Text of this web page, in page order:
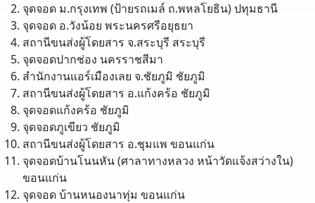
จุดจอด ม.กรุงเทพ (ป้ายรถเมล์ ถ.พหลโยธิน)ปทุมธานี
จุดจอด อ.วังน้อย พระนครศรีอยุธยา
สถานีขนส่งผู้โดยสาร จ.สระบุรี สระบุรี
จุดจอดปากช่อง นครราชสีมา
สำนักงานแอร์เมืองเลย จ.ชัยภูมิ ชัยภูมิ
สถานีขนส่งผู้โดยสาร อ.แก้งคร้อ ชัยภูมิ
จุดจอดแก้งคร้อ ชัยภูมิ
จุดจอดภูเขียว ชัยภูมิ
สถานีขนส่งผู้โดยสาร อ.ชุมแพ ขอนแก่น
จุดจอดบ้านโนนหัน (ศาลาทางหลวง หน้าวัดแจ้งสว่างใน)
ขอนแก่น
จุดจอด บ้านหนองนาทุ่ม ขอนแก่น